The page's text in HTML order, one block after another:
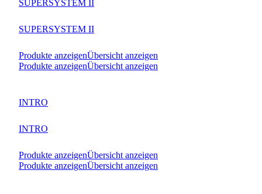
SUPERSYSTEM II
SUPERSYSTEM II
Produkte anzeigenÜbersicht anzeigen
Produkte anzeigenÜbersicht anzeigen
INTRO
INTRO
Produkte anzeigenÜbersicht anzeigen
Produkte anzeigenÜbersicht anzeigen